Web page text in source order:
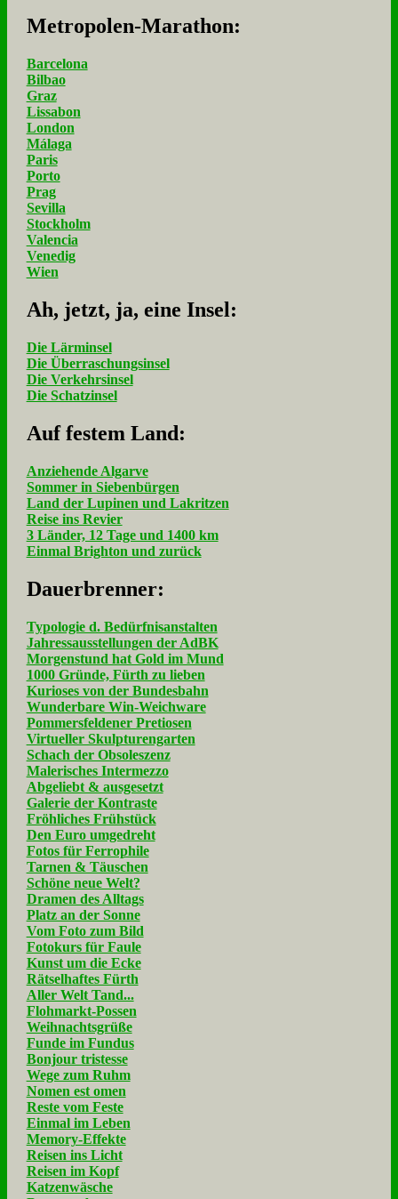
Me­tro­po­len-Ma­ra­thon:
Barcelona
Bilbao
Graz
Lissabon
London
Málaga
Paris
Porto
Prag
Sevilla
Stockholm
Valencia
Venedig
Wien
Ah, jetzt, ja, ei­ne In­sel:
Die Lärminsel
Die Überraschungsinsel
Die Verkehrsinsel
Die Schatzinsel
Auf fe­stem Land:
Anziehende Algarve
Sommer in Siebenbürgen
Land der Lupinen und Lakritzen
Reise ins Revier
3 Länder, 12 Tage und 1400 km
Einmal Brighton und zurück
Dau­er­bren­ner:
Typologie d. Bedürfnisanstalten
Jahressausstellungen der AdBK
Morgenstund hat Gold im Mund
1000 Gründe, Fürth zu lieben
Kurioses von der Bundesbahn
Wunderbare Win-Weichware
Pommersfeldener Pretiosen
Virtueller Skulpturengarten
Schach der Obsoleszenz
Malerisches Intermezzo
Abgeliebt & ausgesetzt
Galerie der Kontraste
Fröhliches Frühstück
Den Euro umgedreht
Fotos für Ferrophile
Tarnen & Täuschen
Schöne neue Welt?
Dramen des Alltags
Platz an der Sonne
Vom Foto zum Bild
Fotokurs für Faule
Kunst um die Ecke
Rätselhaftes Fürth
Aller Welt Tand...
Flohmarkt-Possen
Weihnachtsgrüße
Funde im Fundus
Bonjour tristesse
Wege zum Ruhm
Nomen est omen
Reste vom Feste
Einmal im Leben
Memory-Effekte
Reisen ins Licht
Reisen im Kopf
Katzenwäsche